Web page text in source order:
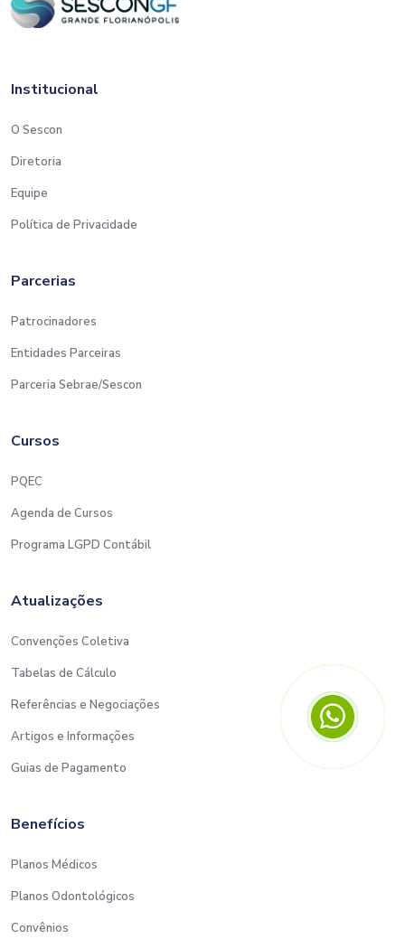
Institucional
O Sescon
Diretoria
Equipe
Política de Privacidade
Parcerias
Patrocinadores
Entidades Parceiras
Parceria Sebrae/Sescon
Cursos
PQEC
Agenda de Cursos
Programa LGPD Contábil
Atualizações
Convenções Coletiva
Tabelas de Cálculo
Referências e Negociações
Artigos e Informações
Guias de Pagamento
Benefícios
Planos Médicos
Planos Odontológicos
Convênios